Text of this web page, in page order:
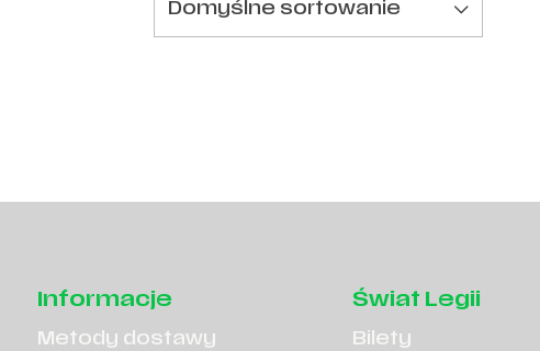
Domyślne sortowanie
Informacje
Metody dostawy
Świat Legii
Bilety